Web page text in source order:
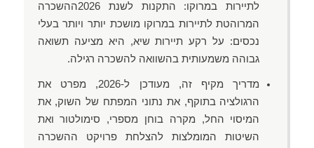
לתיירות במרוקו: התקנות לשנת 2026ההשכרה
המרוהטת לתיירות במרוקו מושכת יותר ויותר בעלי
נכסים: על רקע תיירות שיא, היא מציעה תשואה
גבוהה משמעותית בהשוואה להשכרה רגילה.
מדריך מקיף זה, מעודכן ל-2026, מפרט את
הרגולציה בתוקף, את נתוני המפתח של השוק, את
המיסוי החל, מקרה בוחן מספרי, סימולטור ואת
השיטות המומלצות להצלחת פרויקט ההשכרה